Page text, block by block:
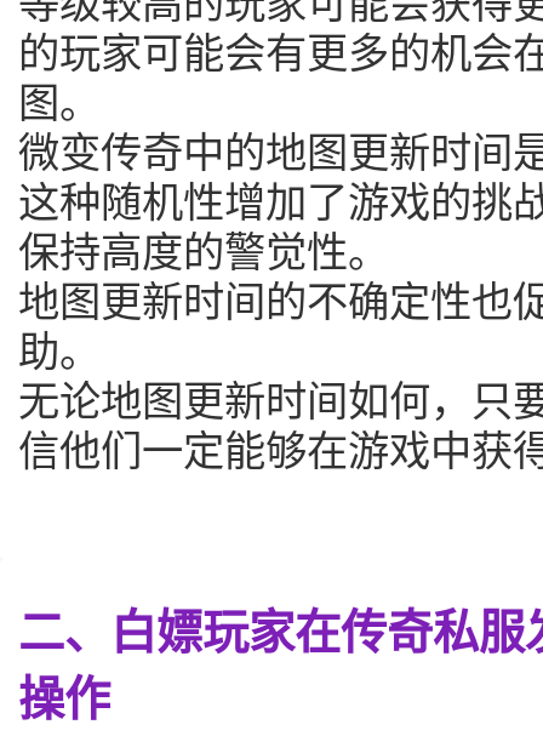
的玩家可能会有更多的机会
图。
微变传奇中的地图更新时间
这种随机性增加了游戏的挑
保持高度的警觉性。
地图更新时间的不确定性也
助。
无论地图更新时间如何，只
信他们一定能够在游戏中获
二、白嫖玩家在传奇私
操作